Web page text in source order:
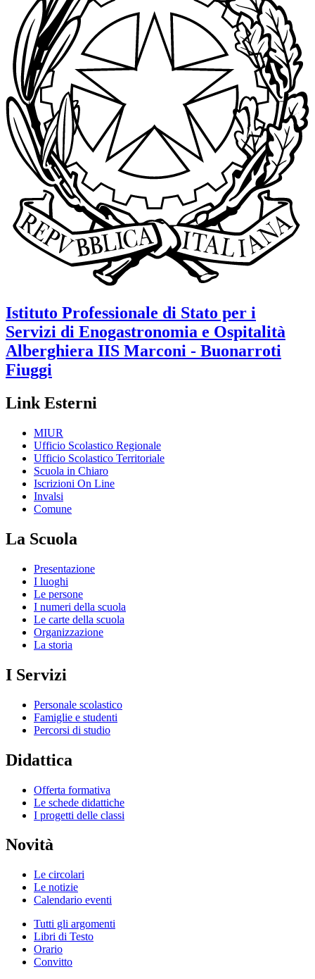
Istituto Professionale di Stato per i
Servizi di Enogastronomia e Ospitalità
Alberghiera IIS Marconi - Buonarroti
Fiuggi
Link Esterni
MIUR
Ufficio Scolastico Regionale
Ufficio Scolastico Territoriale
Scuola in Chiaro
Iscrizioni On Line
Invalsi
Comune
La Scuola
Presentazione
I luoghi
Le persone
I numeri della scuola
Le carte della scuola
Organizzazione
La storia
I Servizi
Personale scolastico
Famiglie e studenti
Percorsi di studio
Didattica
Offerta formativa
Le schede didattiche
I progetti delle classi
Novità
Le circolari
Le notizie
Calendario eventi
Tutti gli argomenti
Libri di Testo
Orario
Convitto